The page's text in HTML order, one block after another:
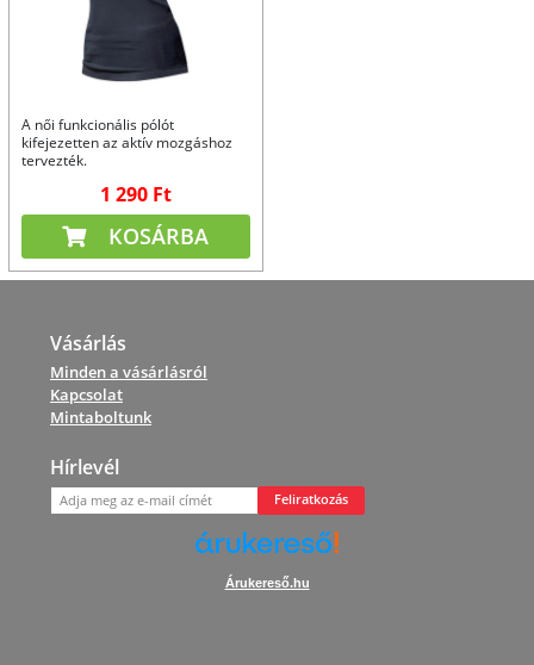
A női funkcionális pólót
kifejezetten az aktív mozgáshoz
tervezték.
1 290 Ft
KOSÁRBA
Vásárlás
Minden a vásárlásról
Kapcsolat
Mintaboltunk
Hírlevél
Feliratkozás
Árukereső.hu